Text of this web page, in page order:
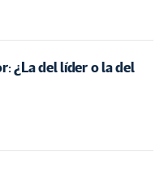
¿La del líder o la del